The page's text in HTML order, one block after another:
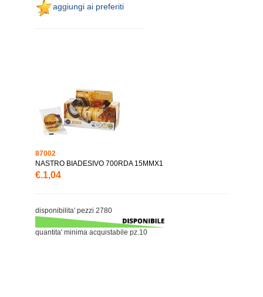
aggiungi ai preferiti
87002
NASTRO BIADESIVO 700RDA 15MMX1
€.1,04
disponibilita' pezzi 2780
quantita' minima acquistabile pz.10